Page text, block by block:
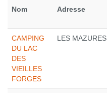
Nom Adresse
CAMPING
DU LAC
DES
VIEILLES
FORGES
LES MAZURES